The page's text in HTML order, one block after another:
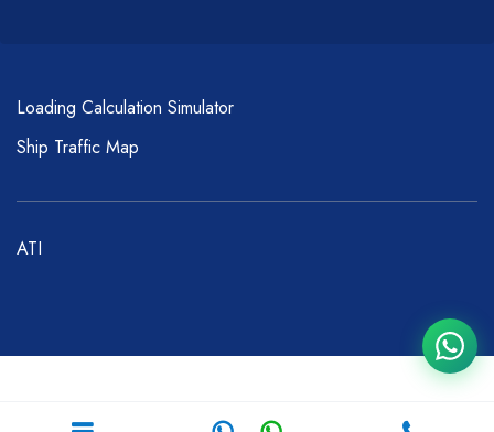
Loading Calculation Simulator
Ship Traffic Map
ATI